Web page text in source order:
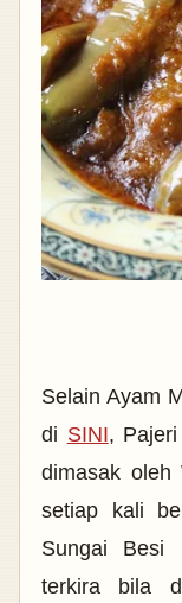
Selain Ayam
di SINI,
dimasak oleh
setiap kali
Sungai Besi
terkira bila